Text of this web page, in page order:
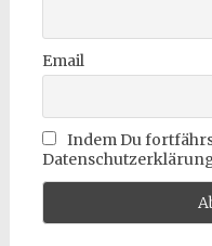
Email
Indem Du